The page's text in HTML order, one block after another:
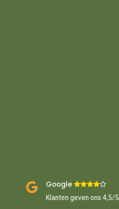
Google ​
Klanten geven ons 4,5/5